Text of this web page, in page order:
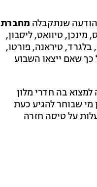
שנתקבלה מחברת
טיוואט, ליסבון,
בלגרד, טיראנה, פורטו,
שאם ייצאו השבוע
בה חדרי מלון
מי שבוחר להגיע כעת
על טיסה חזרה